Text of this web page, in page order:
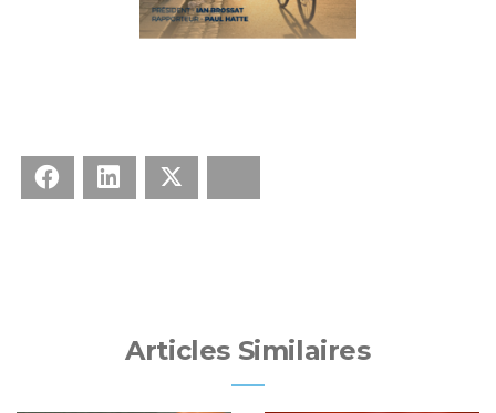
Facebook LinkedIn
Articles Similaires